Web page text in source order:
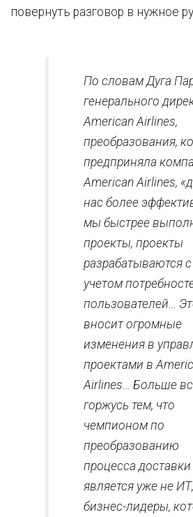
повернуть разговор в нужное
По словам Дуга
генерального
American Airlines,
преобразования,
предприняла
American Airlines,
нас более
мы быстрее
проекты, проекты
разрабатываются с
учетом
пользователей…
вносит огромные
изменения в
проектами в
Airlines… Больше
горжусь тем, что
чемпионом по
преобразованию
процесса доставки
является уже не
бизнес-лидеры,